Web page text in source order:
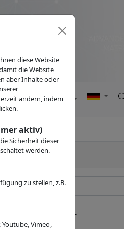
Über IVAM
diese Website
die Website
aber Inhalte oder
ändern, indem
aktiv)
Sicherheit dieser
werden.
zu stellen, z.B.
Vimeo,